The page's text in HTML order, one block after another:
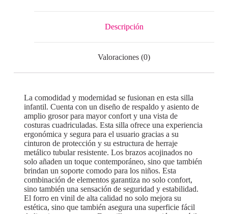
Descripción
Valoraciones (0)
La comodidad y modernidad se fusionan en esta silla
infantil. Cuenta con un diseño de respaldo y asiento de
amplio grosor para mayor confort y una vista de
costuras cuadriculadas. Esta silla ofrece una experiencia
ergonómica y segura para el usuario gracias a su
cinturon de protección y su estructura de herraje
metálico tubular resistente. Los brazos acojinados no
solo añaden un toque contemporáneo, sino que también
brindan un soporte comodo para los niños. Esta
combinación de elementos garantiza no solo confort,
sino también una sensación de seguridad y estabilidad.
El forro en vinil de alta calidad no solo mejora su
estética, sino que también asegura una superficie fácil